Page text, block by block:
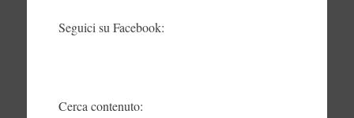
Seguici su Facebook:
Cerca contenuto: